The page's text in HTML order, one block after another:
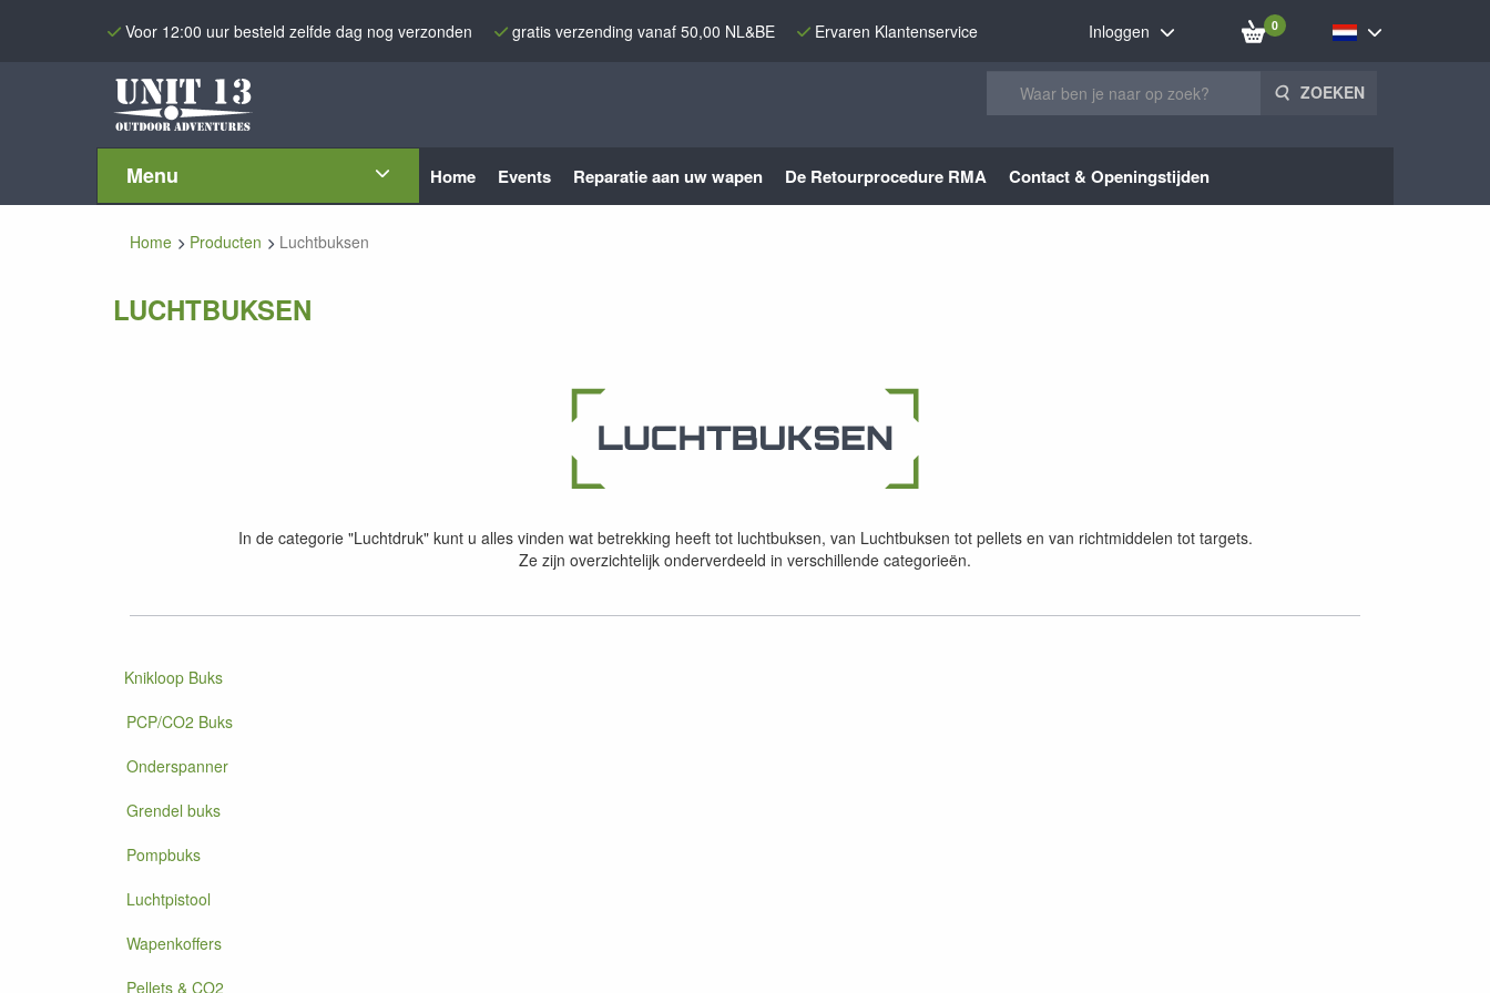
Voor 12:00 uur besteld zelfde dag nog verzonden gratis verzending vanaf 50,00 NL&BE Ervaren Klantenservice Inloggen 0
ZOEKEN
Menu Home Events Reparatie aan uw wapen De Retourprocedure RMA Contact & Openingstijden
Home Producten Luchtbuksen
LUCHTBUKSEN
In de categorie "Luchtdruk" kunt u alles vinden wat betrekking heeft tot luchtbuksen, van Luchtbuksen tot pellets en van richtmiddelen tot targets.
Ze zijn overzichtelijk onderverdeeld in verschillende categorieën.
Knikloop Buks
PCP/CO2 Buks
Onderspanner
Grendel buks
Pompbuks
Luchtpistool
Wapenkoffers
Pellets & CO2